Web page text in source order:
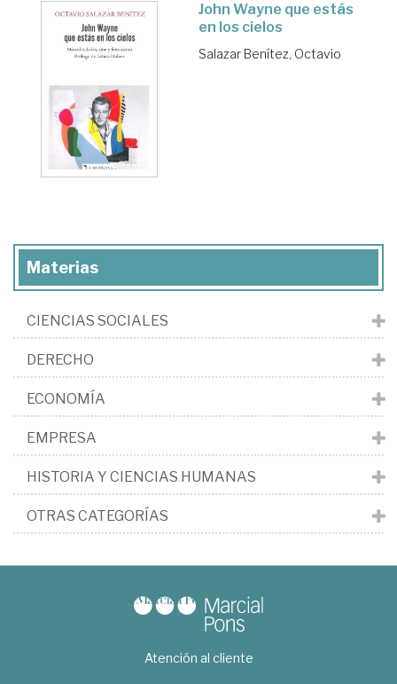
John Wayne que estás
en los cielos
Salazar Benítez, Octavio
Materias
CIENCIAS SOCIALES
DERECHO
ECONOMÍA
EMPRESA
HISTORIA Y CIENCIAS HUMANAS
OTRAS CATEGORÍAS
Atención al cliente